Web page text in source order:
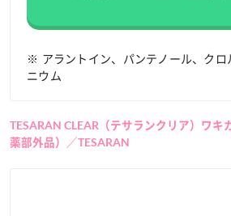
※ アラントイン、パンテノール、クロ
ニウム
TESARAN CLEAR（テサランクリア）ワキ
薬部外品）／TESARAN